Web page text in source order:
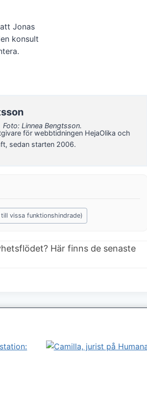
Jonas
konsult
Foto: Linnea Bengtsson.
för webbtidningen HejaOlika och
sedan starten 2006.
vissa funktionshindrade)
Här finns de senaste